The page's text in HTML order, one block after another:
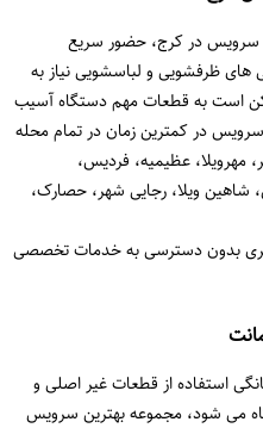
سرویس در کرج، حضور سریع
ظرفشویی و لباسشویی نیاز به
است به قطعات مهم دستگاه آسیب
در کمترین زمان در تمام محله
مهرویلا، عظیمیه، فردیس،
شاهین ویلا، رجایی شهر، حصارک،
بدون دسترسی به خدمات تخصصی
استفاده از قطعات غیر اصلی و
می شود، مجموعه بهترین سرویس